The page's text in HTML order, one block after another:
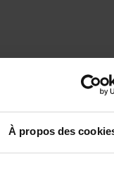
À propos des
pêches à la traine